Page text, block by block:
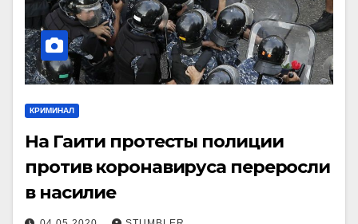
КРИМИНАЛ
На Гаити протесты полиции
против коронавируса переросли
в насилие